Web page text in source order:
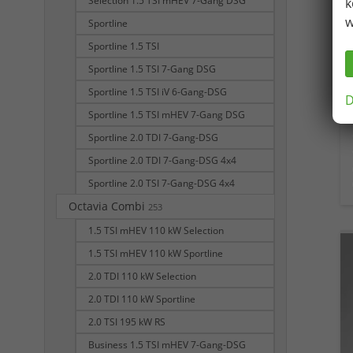
Sportline
Sportline 1.5 TSI
Sportline 1.5 TSI 7-Gang DSG
Sportline 1.5 TSI iV 6-Gang-DSG
Sportline 1.5 TSI mHEV 7-Gang DSG
Sportline 2.0 TDI 7-Gang-DSG
Sportline 2.0 TDI 7-Gang-DSG 4x4
Sportline 2.0 TSI 7-Gang-DSG 4x4
Octavia Combi 253
1.5 TSI mHEV 110 kW Selection
1.5 TSI mHEV 110 kW Sportline
2.0 TDI 110 kW Selection
2.0 TDI 110 kW Sportline
2.0 TSI 195 kW RS
Business 1.5 TSI mHEV 7-Gang-DSG